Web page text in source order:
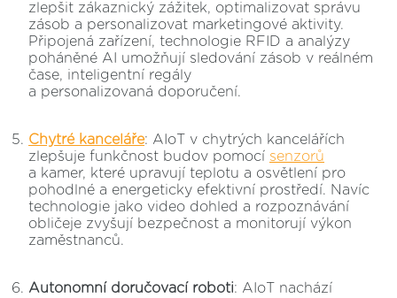
zlepšit zákaznický zážitek, optimalizovat správu
zásob a personalizovat marketingové aktivity.
Připojená zařízení, technologie RFID a analýzy
poháněné AI umožňují sledování zásob v reálném
čase, inteligentní regály
a personalizovaná doporučení​​.
Chytré kanceláře: AIoT v chytrých kancelářích
zlepšuje funkčnost budov pomocí senzorů
a kamer, které upravují teplotu a osvětlení pro
pohodlné a energeticky efektivní prostředí. Navíc
technologie jako video dohled a rozpoznávání
obličeje zvyšují bezpečnost a monitorují výkon
zaměstnanců​​.
Autonomní doručovací roboti: AIoT nachází